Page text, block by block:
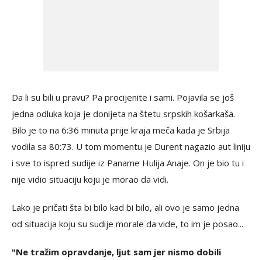
Da li su bili u pravu? Pa procijenite i sami. Pojavila se još
jedna odluka koja je donijeta na štetu srpskih košarkaša.
Bilo je to na 6:36 minuta prije kraja meča kada je Srbija
vodila sa 80:73. U tom momentu je Durent nagazio aut liniju
i sve to ispred sudije iz Paname Hulija Anaje. On je bio tu i
nije vidio situaciju koju je morao da vidi.
Lako je pričati šta bi bilo kad bi bilo, ali ovo je samo jedna
od situacija koju su sudije morale da vide, to im je posao...
"Ne tražim opravdanje, ljut sam jer nismo dobili